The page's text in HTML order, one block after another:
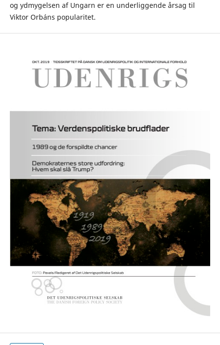
og ydmygelsen af Ungarn er en underliggende årsag til
Viktor Orbáns popularitet.